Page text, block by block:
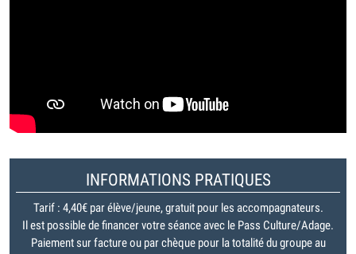
INFORMATIONS PRATIQUES
Tarif : 4,40€ par élève/jeune, gratuit pour les accompagnateurs.
Il est possible de financer votre séance avec le Pass Culture/Adage.
Paiement sur facture ou par chèque pour la totalité du groupe au